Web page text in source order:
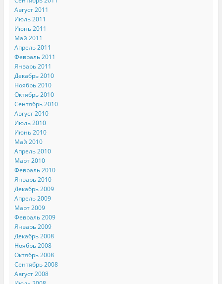
Август 2011
Июль 2011
Июнь 2011
Май 2011
Апрель 2011
Февраль 2011
Январь 2011
Декабрь 2010
Ноябрь 2010
Октябрь 2010
Сентябрь 2010
Август 2010
Июль 2010
Июнь 2010
Май 2010
Апрель 2010
Март 2010
Февраль 2010
Январь 2010
Декабрь 2009
Апрель 2009
Март 2009
Февраль 2009
Январь 2009
Декабрь 2008
Ноябрь 2008
Октябрь 2008
Сентябрь 2008
Август 2008